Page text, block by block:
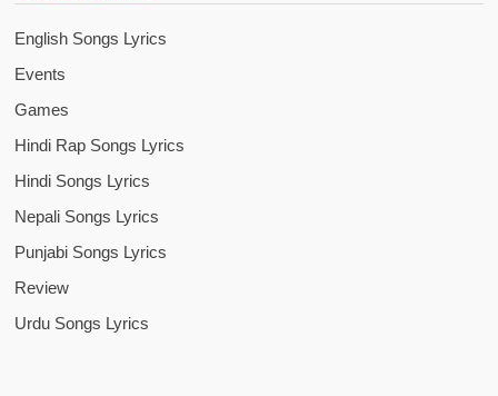
English Songs Lyrics
Events
Games
Hindi Rap Songs Lyrics
Hindi Songs Lyrics
Nepali Songs Lyrics
Punjabi Songs Lyrics
Review
Urdu Songs Lyrics